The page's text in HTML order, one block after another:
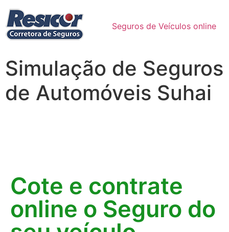
Seguros de Veículos online
Simulação de Seguros
de Automóveis Suhai
Cote e contrate
online o Seguro do